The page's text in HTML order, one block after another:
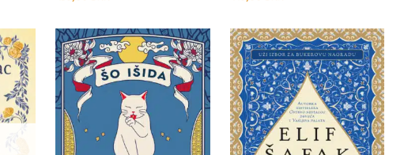
Izvorna
cijena
bila
je:
159,00 DKK.
Trenutna
cijena
je:
19,90 DKK.